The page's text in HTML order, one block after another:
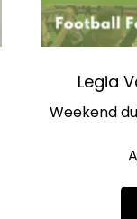
Legia
Weekend